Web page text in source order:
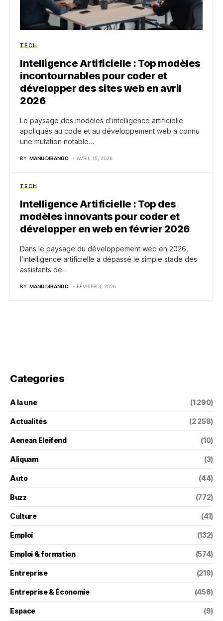
TECH
Intelligence Artificielle : Top modèles
incontournables pour coder et
développer des sites web en avril
2026
Le paysage des modèles d’intelligence artificielle
appliqués au code et au développement web a connu
une mutation notable…
BY MANU DIBANGO AVRIL 15, 2026
TECH
Intelligence Artificielle : Top des
modèles innovants pour coder et
développer en web en février 2026
Dans le paysage du développement web en 2026,
l’intelligence artificielle a dépassé le simple stade des
assistants de…
BY MANU DIBANGO FÉVRIER 3, 2026
Categories
A la une (1 290)
Actualités (2 258)
Aenean Eleifend (10)
Aliquam (3)
Auto (44)
Buzz (772)
Culture (41)
Emploi (132)
Emploi & formation (574)
Entreprise (219)
Entreprise & Économie (458)
Espace (9)